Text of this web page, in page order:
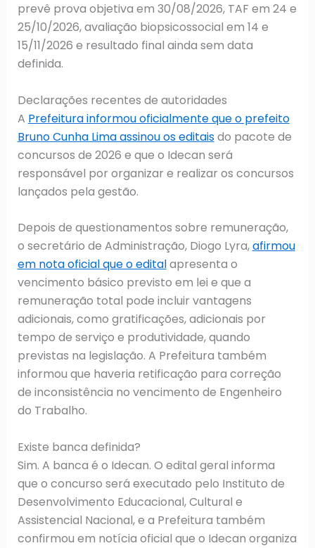
prevê prova objetiva em 30/08/2026, TAF em 24 e
25/10/2026, avaliação biopsicossocial em 14 e
15/11/2026 e resultado final ainda sem data
definida.
Declarações recentes de autoridades
A Prefeitura informou oficialmente que o prefeito
Bruno Cunha Lima assinou os editaisdo pacote de
concursos de 2026 e que o Idecan será
responsável por organizar e realizar os concursos
lançados pela gestão.
Depois de questionamentos sobre remuneração,
o secretário de Administração, Diogo Lyra,afirmou
em nota oficial que o editalapresenta o
vencimento básico previsto em lei e que a
remuneração total pode incluir vantagens
adicionais, como gratificações, adicionais por
tempo de serviço e produtividade, quando
previstas na legislação. A Prefeitura também
informou que haveria retificação para correção
de inconsistência no vencimento de Engenheiro
do Trabalho.
Existe banca definida?
Sim. A banca é o Idecan. O edital geral informa
que o concurso será executado pelo Instituto de
Desenvolvimento Educacional, Cultural e
Assistencial Nacional, e a Prefeitura também
confirmou em notícia oficial que o Idecan organiza